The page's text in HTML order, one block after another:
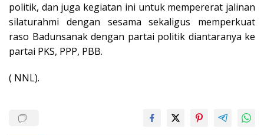
politik, dan juga kegiatan ini untuk mempererat jalinan
silaturahmi dengan sesama sekaligus memperkuat
raso Badunsanak dengan partai politik diantaranya ke
partai PKS, PPP, PBB.
( NNL).